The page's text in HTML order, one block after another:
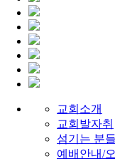
교회소개
교회발자취
섬기는 분들
예배안내/